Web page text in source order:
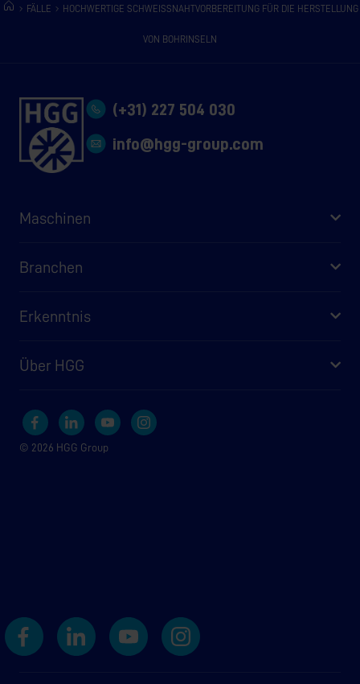
FÄLLE HOCHWERTIGE SCHWEISSNAHTVORBEREITUNG FÜR DIE HERSTELLUNG V
ON BOHRINSELN
(+31) 227 504 030
info@hgg-group.com
Maschinen
Branchen
Erkenntnis
Über HGG
© 2026 HGG Group